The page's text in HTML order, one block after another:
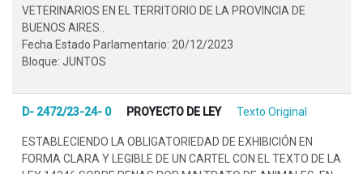
VETERINARIOS EN EL TERRITORIO DE LA PROVINCIA DE
BUENOS AIRES..
Fecha Estado Parlamentario: 20/12/2023
Bloque: JUNTOS
D- 2472/23-24- 0 PROYECTO DE LEY Texto Original
ESTABLECIENDO LA OBLIGATORIEDAD DE EXHIBICIÓN EN
FORMA CLARA Y LEGIBLE DE UN CARTEL CON EL TEXTO DE LA